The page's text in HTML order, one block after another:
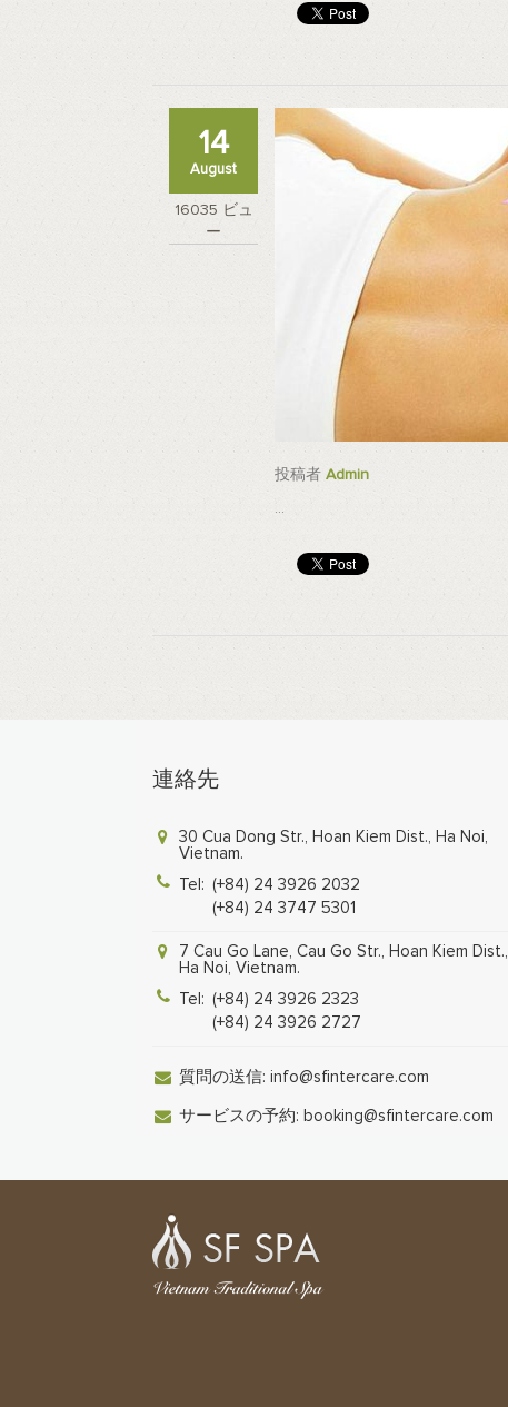
14
August
16035 ビュ
ー
投稿者 Admin
...
連絡先
30 Cua Dong Str., Hoan Kiem Dist., Ha Noi,
Vietnam.
Tel: (+84) 24 3926 2032
(+84) 24 3747 5301
7 Cau Go Lane, Cau Go Str., Hoan Kiem Dist.,
Ha Noi, Vietnam.
Tel: (+84) 24 3926 2323
(+84) 24 3926 2727
質問の送信: info@sfintercare.com
サービスの予約: booking@sfintercare.com